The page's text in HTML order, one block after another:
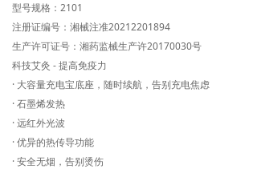
型号规格：2101
注册证编号：湘械注准20212201894
生产许可证号：湘药监械生产许20170030号
科技艾灸 - 提高免疫力
· 大容量充电宝底座，随时续航，告别充电焦虑
· 石墨烯发热
· 远红外光波
· 优异的热传导功能
· 安全无烟，告别烫伤